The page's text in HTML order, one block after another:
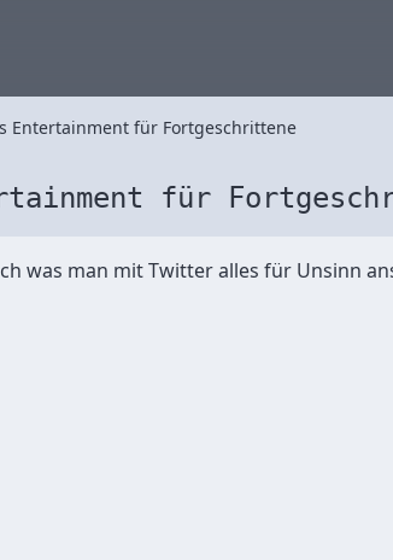
Entertainment für Fortgeschrittene
für
was man mit Twitter alles für Unsinn